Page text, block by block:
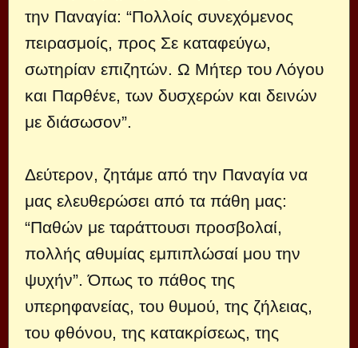
την Παναγία: “Πολλοίς συνεχόμενος
πειρασμοίς, προς Σε καταφεύγω,
σωτηρίαν επιζητών. Ω Μήτερ του Λόγου
και Παρθένε, των δυσχερών και δεινών
με διάσωσον”.
Δεύτερον, ζητάμε από την Παναγία να
μας ελευθερώσει από τα πάθη μας:
“Παθών με ταράττουσι προσβολαί,
πολλής αθυμίας εμπιπλώσαί μου την
ψυχήν”. Όπως το πάθος της
υπερηφανείας, του θυμού, της ζήλειας,
του φθόνου, της κατακρίσεως, της